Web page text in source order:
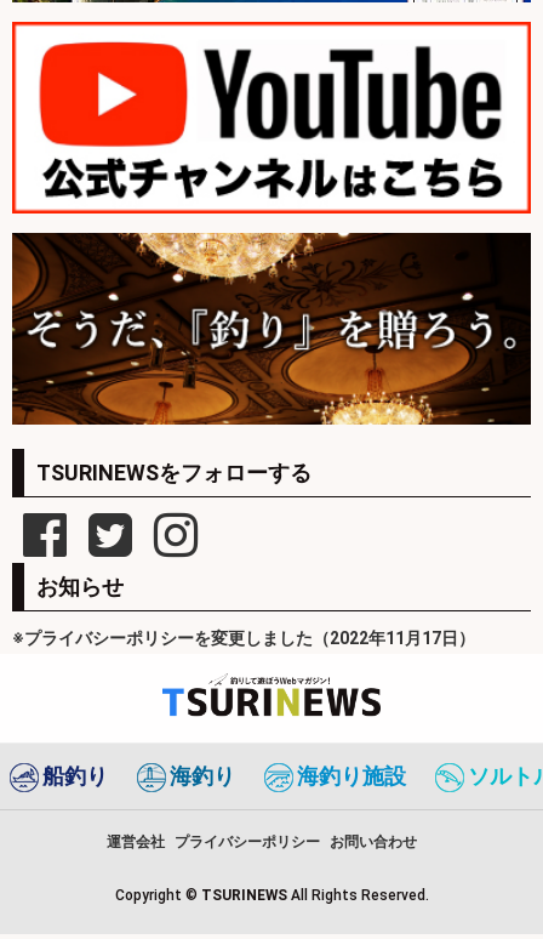
TSURINEWSをフォローする
お知らせ
※プライバシーポリシーを変更しました（2022年11月17日）
船釣り 海釣り 海釣り施設 ソルト
運営会社 プライバシーポリシー お問い合わせ
Copyright © TSURINEWS All Rights Reserved.